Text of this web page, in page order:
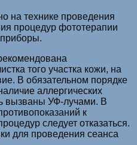
на технике проведения
процедур фототерапии
того участка кожи, на
В обязательном порядке
аллергических
вызваны УФ-лучами. В
к
следует отказаться.
для проведения сеанса